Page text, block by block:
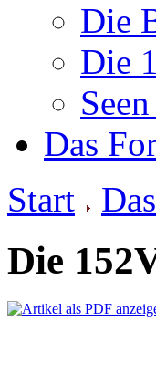
Die
Die
Das
Start
Die